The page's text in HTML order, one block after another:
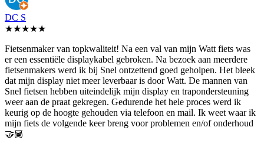
DC S
★★★★★
Fietsenmaker van topkwaliteit! Na een val van mijn Watt fiets was
er een essentiële displaykabel gebroken. Na bezoek aan meerdere
fietsenmakers werd ik bij Snel ontzettend goed geholpen. Het bleek
dat mijn display niet meer leverbaar is door Watt. De mannen van
Snel fietsen hebben uiteindelijk mijn display en trapondersteuning
weer aan de praat gekregen. Gedurende het hele proces werd ik
keurig op de hoogte gehouden via telefoon en mail. Ik weet waar ik
mijn fiets de volgende keer breng voor problemen en/of onderhoud
🤝🏾